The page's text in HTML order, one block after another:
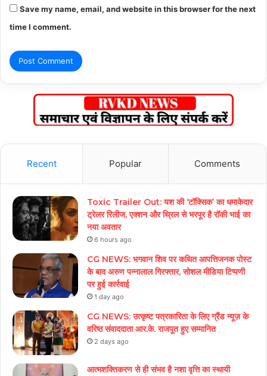
Save my name, email, and website in this browser for the next
time I comment.
Recent Popular Comments
Toxic Trailer Out: यश की ‘टॉक्सिक’ का धमाकेदार
ट्रेलर रिलीज, एक्शन और थ्रिल से भरपूर है रॉकी भाई का
नया अवतार
6 hours ago
CG NEWS: भगवान शिव पर कथित आपत्तिजनक पोस्ट
के बाद अरुण पन्नालाल गिरफ्तार, सोशल मीडिया टिप्पणी
पर हुई कार्रवाई
1 day ago
CG NEWS: उत्कृष्ट पत्रकारिता के लिए ग्रैंड न्यूज़ के
वरिष्ठ संवाददाता आर.के. राजपूत हुए सम्मानित
2 days ago
आत्मशक्तिकरण से ही संभव है नशा वृत्ति का स्थायी